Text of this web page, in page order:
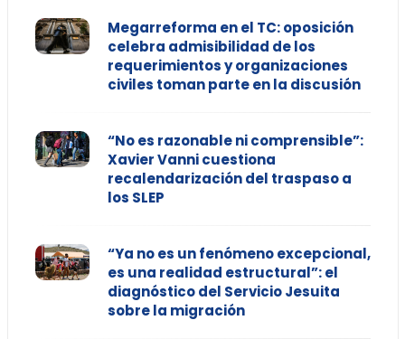
Megarreforma en el TC: oposición
celebra admisibilidad de los
requerimientos y organizaciones
civiles toman parte en la discusión
“No es razonable ni comprensible”:
Xavier Vanni cuestiona
recalendarización del traspaso a
los SLEP
“Ya no es un fenómeno excepcional,
es una realidad estructural”: el
diagnóstico del Servicio Jesuita
sobre la migración